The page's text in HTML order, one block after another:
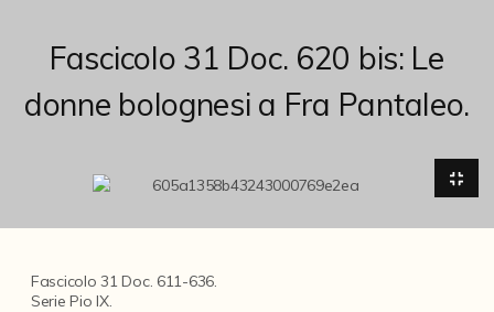
Collezioni
Cataloghi storici
Dipinti
Disegni
Fascicolo 31 Doc. 620 bis: Le
donne bolognesi a Fra Pantaleo.
Fascicolo 31 Doc. 611-636.
Serie Pio IX.